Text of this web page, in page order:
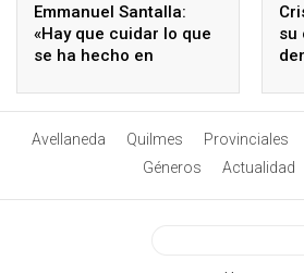
Emmanuel Santalla:
«Hay que cuidar lo que
se ha hecho en
desafíos que vienen»
su
Avellaneda Quilmes Provinciales
Géneros
Actualidad